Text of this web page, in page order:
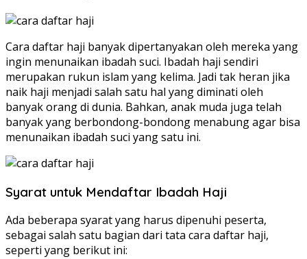
Cara daftar haji banyak dipertanyakan oleh mereka yang
ingin menunaikan ibadah suci. Ibadah haji sendiri
merupakan rukun islam yang kelima. Jadi tak heran jika
naik haji menjadi salah satu hal yang diminati oleh
banyak orang di dunia. Bahkan, anak muda juga telah
banyak yang berbondong-bondong menabung agar bisa
menunaikan ibadah suci yang satu ini.
Syarat untuk Mendaftar Ibadah Haji
Ada beberapa syarat yang harus dipenuhi peserta,
sebagai salah satu bagian dari tata cara daftar haji,
seperti yang berikut ini: